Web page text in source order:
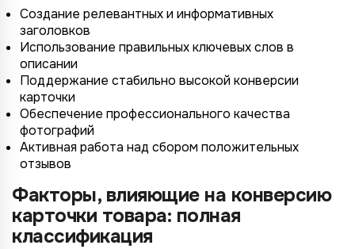
Создание релевантных и информативных
заголовков
Использование правильных ключевых слов в
описании
Поддержание стабильно высокой конверсии
карточки
Обеспечение профессионального качества
фотографий
Активная работа над сбором положительных
отзывов
Факторы, влияющие на конверсию
карточки товара: полная
классификация